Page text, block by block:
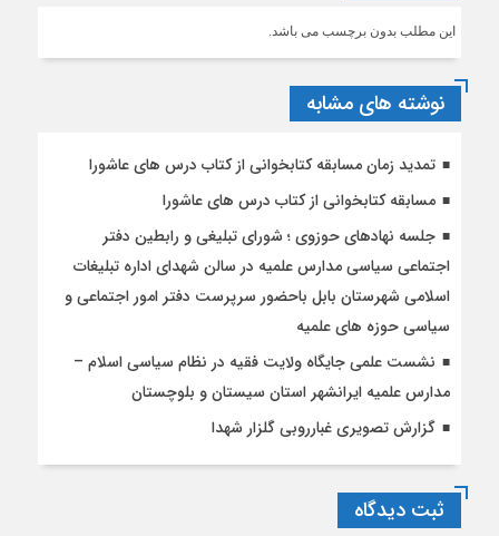
این مطلب بدون برچسب می باشد.
نوشته های مشابه
تمدید زمان مسابقه کتابخوانی از کتاب درس های عاشورا
مسابقه کتابخوانی از کتاب درس های عاشورا
جلسه نهادهای حوزوی ؛ شورای تبلیغی و رابطین دفتر
اجتماعی سیاسی مدارس علمیه در سالن شهدای اداره تبلیغات
اسلامی شهرستان بابل باحضور سرپرست دفتر امور اجتماعی و
سیاسی حوزه های علمیه
نشست علمی جایگاه ولایت فقیه در نظام سیاسی اسلام –
مدارس علمیه ایرانشهر استان سیستان و بلوچستان
گزارش تصویری غبارروبی گلزار شهدا
ثبت دیدگاه